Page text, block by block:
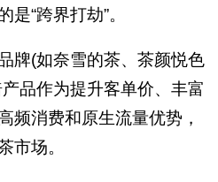
“跨界打劫”。
牌(如奈雪的茶、茶颜悦色
品作为提升客单价、丰富
频消费和原生流量优势，
市场。